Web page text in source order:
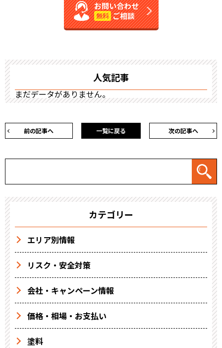
お問い合わせ
無料 ご相談
人気記事
まだデータがありません。
前の記事へ 次の記事へ
一覧に戻る
カテゴリー
エリア別情報
リスク・安全対策
会社・キャンペーン情報
価格・相場・お支払い
塗料